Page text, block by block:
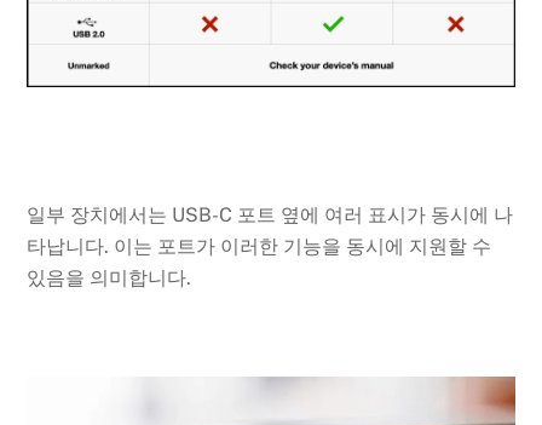
일부 장치에서는 USB-C 포트 옆에 여러 표시가 동시에 나
타납니다. 이는 포트가 이러한 기능을 동시에 지원할 수
있음을 의미합니다.